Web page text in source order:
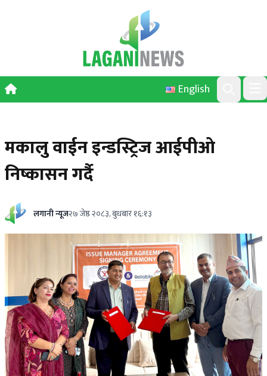
English
Search
मकालु वाईन इन्डस्ट्रिज आईपीओ
निष्कासन गर्दै
लगानी न्यूज२७ जेष्ठ २०८३, बुधबार १६:१३